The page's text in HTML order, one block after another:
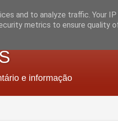
e informação
and to analyze traffic. Your
metrics to ensure quality